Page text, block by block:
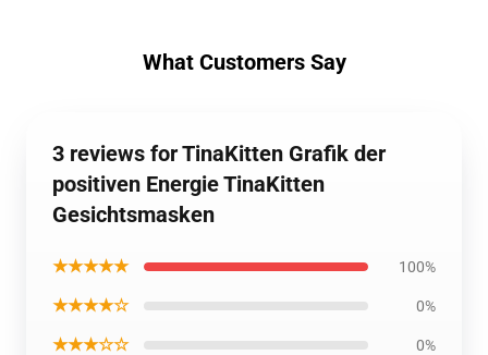
What Customers Say
3 reviews for TinaKitten Grafik der
positiven Energie TinaKitten
Gesichtsmasken
★★★★★ 100%
★★★★☆ 0%
★★★☆☆ 0%